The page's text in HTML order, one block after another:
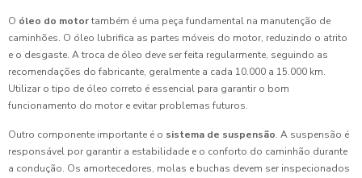
O óleo do motortambém é uma peça fundamental na manutenção de
caminhões. O óleo lubrifica as partes móveis do motor, reduzindo o atrito
e o desgaste. A troca de óleo deve ser feita regularmente, seguindo as
recomendações do fabricante, geralmente a cada 10.000 a 15.000 km.
Utilizar o tipo de óleo correto é essencial para garantir o bom
funcionamento do motor e evitar problemas futuros.
Outro componente importante é o sistema de suspensão. A suspensão é
responsável por garantir a estabilidade e o conforto do caminhão durante
a condução. Os amortecedores, molas e buchas devem ser inspecionados